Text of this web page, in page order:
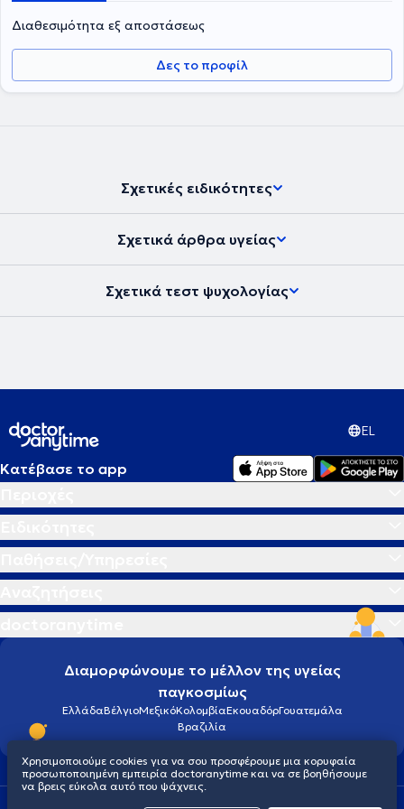
Διαθεσιμότητα εξ αποστάσεως
Δες το προφίλ
Σχετικές ειδικότητες
Σχετικά άρθρα υγείας
Σχετικά τεστ ψυχολογίας
EL
Κατέβασε το app
Διαμορφώνουμε το μέλλον της υγείας
παγκοσμίως
ΕλλάδαΒέλγιοΜεξικόΚολομβίαΕκουαδόρΓουατεμάλα
Βραζιλία
Πολιτική προστασίας προσωπικού απορρήτου
Χρησιμοποιούμε cookies για να σου προσφέρουμε μια κορυφαία
προσωποποιημένη εμπειρία doctoranytime και να σε βοηθήσουμε
να βρεις εύκολα αυτό που ψάχνεις.